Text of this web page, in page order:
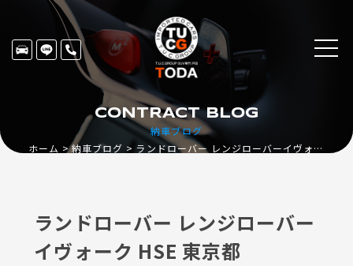
納車ブログ
CONTRACT BLOG
ホーム 納車ブログ ランドローバー レンジローバーイヴォーク HSE 東京都
ランドローバー レンジローバー
イヴォーク HSE 東京都